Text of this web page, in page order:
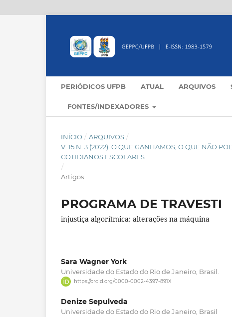
PERIÓDICOS UFPB ATUAL ARQUIVOS
FONTES/INDEXADORES
INÍCIO / ARQUIVOS /
V. 15 N. 3 (2022): O QUE GANHAMOS, O QUE NÃO
COTIDIANOS ESCOLARES
/
Artigos
PROGRAMA DE TRAVESTI
injustiça algorítmica: alterações na máquina
Sara Wagner York
Universidade do Estado do Rio de Janeiro, Brasil.
https://orcid.org/0000-0002-4397-891X
Denize Sepulveda
Universidade do Estado do Rio de Janeiro, Brasil